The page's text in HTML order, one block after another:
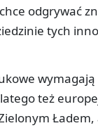
odgrywać
tych
też